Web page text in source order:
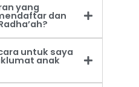
yang
dan
untuk saya
anak